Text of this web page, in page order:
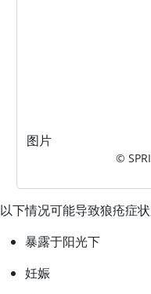
图片
©
以下情况可能导致狼疮症
暴露于阳光下
妊娠